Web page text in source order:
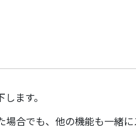
ます。
合でも、他の機能も一緒